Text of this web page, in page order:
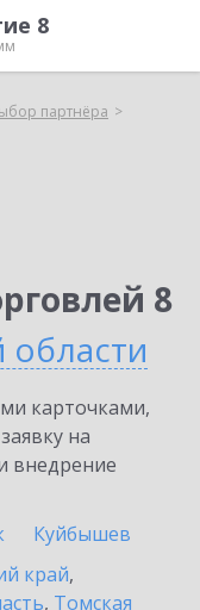
8
партнёра
8
карточками,
на
внедрение
Куйбышев
край,
, Томская